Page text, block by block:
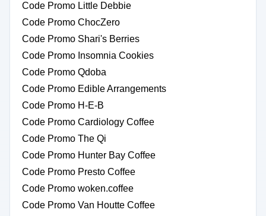
Code Promo Little Debbie
Code Promo ChocZero
Code Promo Shari's Berries
Code Promo Insomnia Cookies
Code Promo Qdoba
Code Promo Edible Arrangements
Code Promo H-E-B
Code Promo Cardiology Coffee
Code Promo The Qi
Code Promo Hunter Bay Coffee
Code Promo Presto Coffee
Code Promo woken.coffee
Code Promo Van Houtte Coffee